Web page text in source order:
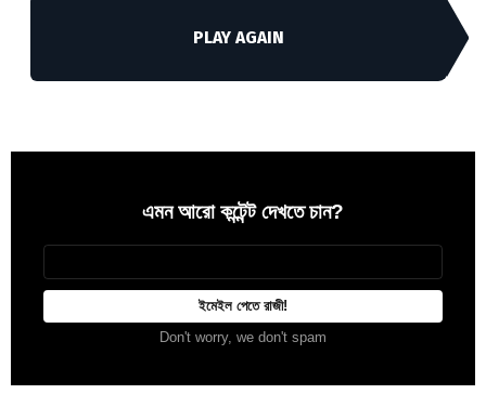
PLAY AGAIN
Newsletterএমন আরো কন্টেন্ট দেখতে চান?
আপনার
Don't worry, we don't spam